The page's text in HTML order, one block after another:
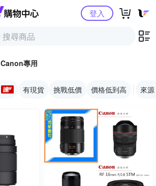
Yahoo購物中心登入
Canon專用
有現貨 挑戰低價 價格低到高 來源